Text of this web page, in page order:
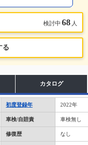
検討中 68 人
る
カタログ
初度登録年 2022年
車検/自賠責 車検無し
修復歴 なし